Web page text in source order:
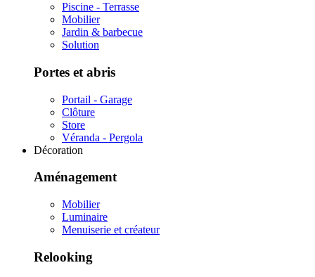
Piscine - Terrasse
Mobilier
Jardin & barbecue
Solution
Portes et abris
Portail - Garage
Clôture
Store
Véranda - Pergola
Décoration
Aménagement
Mobilier
Luminaire
Menuiserie et créateur
Relooking